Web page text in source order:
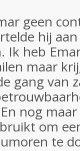
geen
hij
Ik heb
maar
gang van
nog
om
te